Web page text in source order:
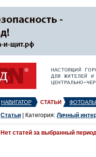
НАВИГАТОР СТАТЬИ
Статьи | Категория: Личный
Нет статей за выбранный